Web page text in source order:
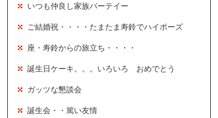
いつも仲良し家族パーテイー
ご結婚祝・・・・たまたま寿鈴でハイポーズ
座・寿鈴からの旅立ち・・・・
誕生日ケーキ。。。いろいろ おめでとう
ガッツな懇談会
誕生会・・篤い友情